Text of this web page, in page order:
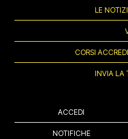
LE
CORSI
INVIA LA
ACCEDI
NOTIFICHE